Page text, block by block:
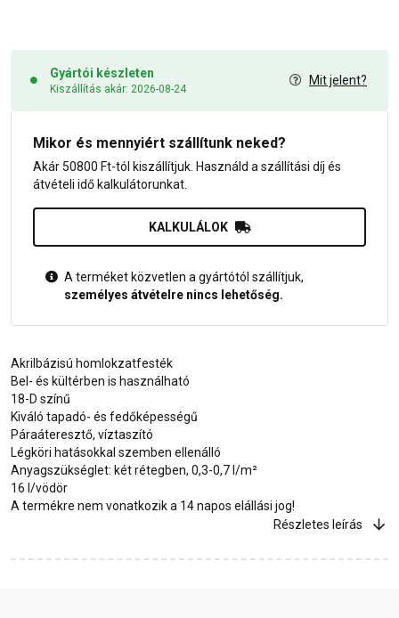
Gyártói készleten
Kiszállítás akár: 2026-08-24
Mit jelent?
Mikor és mennyiért szállítunk neked?
Akár 50800 Ft-tól kiszállítjuk. Használd a szállítási díj és
átvételi idő kalkulátorunkat.
KALKULÁLOK
A terméket közvetlen a gyártótól szállítjuk,
személyes átvételre nincs lehetőség.
Akrilbázisú homlokzatfesték
Bel- és kültérben is használható
18-D színű
Kiváló tapadó- és fedőképességű
Páraáteresztő, víztaszító
Légköri hatásokkal szemben ellenálló
Anyagszükséglet: két rétegben, 0,3-0,7 l/m²
16 l/vödör
A termékre nem vonatkozik a 14 napos elállási jog!
Részletes leírás